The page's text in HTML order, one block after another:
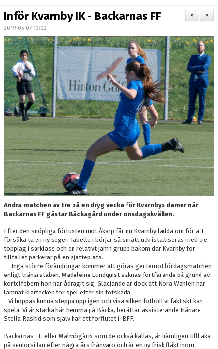
TRUPPEN
TRÄNING
BILDGALLERI
KONTAKT
>
<
Inför Kvarnby IK - Backarnas FF
2019-05-07 10:02
Andra matchen av tre på en dryg vecka för Kvarnbys damer när
Backarnas FF gästar Bäckagård under onsdagskvällen.
Efter den snöpliga förlusten mot Åkarp får nu Kvarnby ladda om för att
försöka ta en ny seger. Tabellen börjar så smått utkristalliseras med tre
topplag i särklass och en relativt jämn grupp bakom där Kvarnby för
tillfället parkerar på en sjätteplats.
Inga större förändringar kommer att göras gentemot lördagsmatchen
enligt tränarstaben. Madeleine Lundquist saknas fortfarande på grund av
körtelfebern hon har ådragit sig. Glädjande är dock att Nora Wahlén har
lämnat klartecken för spel efter sin fotskada.
- Vi hoppas kunna steppa upp igen och visa vilken fotboll vi faktiskt kan
spela. Vi är starka här hemma på Bäcka, berättar assisterande tränare
Stella Rashid som själv har ett förflutet i BFF.
Backarnas FF, eller Malmögäris som de också kallas, är nämligen tillbaka
på seniorsidan efter några års frånvaro och är en ny frisk fläkt inom